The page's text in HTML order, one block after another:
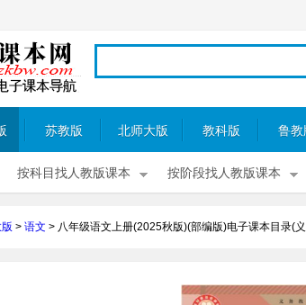
苏教版 北师大版 教科版 鲁教
按科目找人教版课本 按阶段找人教版课本
> 语文 > 八年级语文上册(2025秋版)(部编版)电子课本目录(